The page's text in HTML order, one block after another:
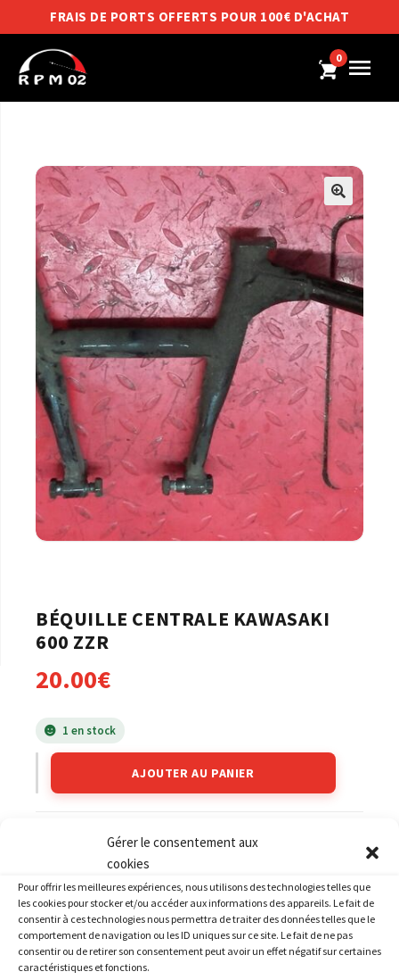
Gérer le consentement aux
cookies
Pour offrir les meilleures expériences, nous utilisons des technologies telles que
les cookies pour stocker et/ou accéder aux informations des appareils. Le fait de
consentir à ces technologies nous permettra de traiter des données telles que le
comportement de navigation ou les ID uniques sur ce site. Le fait de ne pas
consentir ou de retirer son consentement peut avoir un effet négatif sur certaines
caractéristiques et fonctions.
FRAIS DE PORTS OFFERTS POUR 100€ D'ACHAT
0
BÉQUILLE CENTRALE KAWASAKI
600 ZZR
20.00€
1 en stock
AJOUTER AU PANIER
KAWASAKI
PRODUITS SIMILAIRES